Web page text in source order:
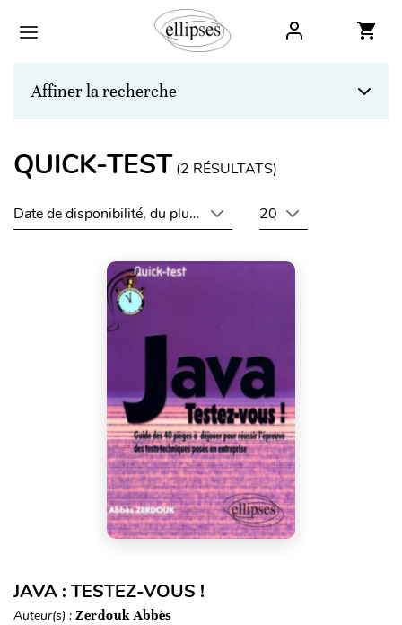
Affiner la recherche
QUICK-TEST (2 RÉSULTATS)
Date de disponibilité, du plus récent au plus ancien
20
JAVA : TESTEZ-VOUS !
Auteur(s) : Zerdouk Abbès